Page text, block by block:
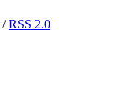
/RSS 2.0